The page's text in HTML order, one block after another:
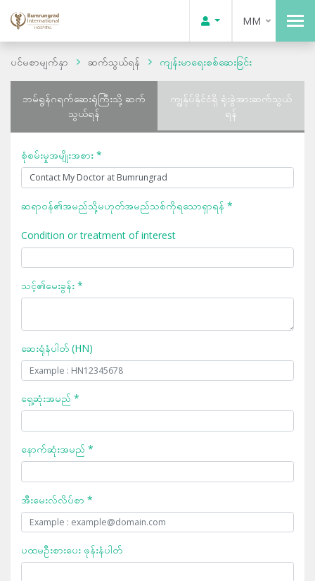
MM
ပင်မစာမျက်နှာ ဆက်သွယ်ရန် ကျန်းမာရေးစစ်ဆေးခြင်း
ဘမ်ရွန်ဂရက်ဆေးရုံကြီးသို့ ဆက်
သွယ်ရန်
ကျွန်ုပ်နိုင်ငံရှိ ရုံးခွဲအားဆက်သွယ်
ရန်
စုံစမ်းမှုအမျိုးအစား *
ဆရာဝန်၏အမည်သို့မဟုတ်အမည်သစ်ကိုရသောရှာရန် *
Condition or treatment of interest
သင့်၏မေးခွန်း *
ဆေးရုံနံပါတ် (HN)
ရှေ့ဆုံးအမည် *
နောက်ဆုံးအမည် *
အီးမေးလ်လိပ်စာ *
ပထမဦးစားပေး ဖုန်းနံပါတ်